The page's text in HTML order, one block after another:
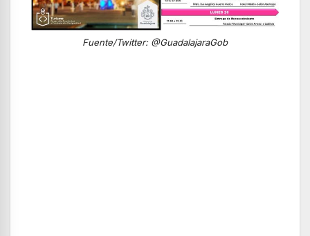
Fuente/Twitter: @GuadalajaraGob